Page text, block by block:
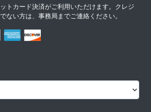
トカード決済がご利用いただけます。クレジ
ない方は、事務局までご連絡ください。